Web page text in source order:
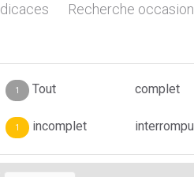
Recherche occasion
1 Tout complet
1 incomplet interrompu